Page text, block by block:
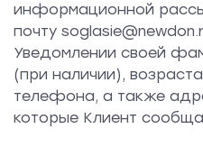
информационной
почту
Уведомлении своей
(при наличии),
телефона, а также
которые Клиент